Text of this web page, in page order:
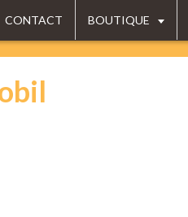
CONTACT BOUTIQUE